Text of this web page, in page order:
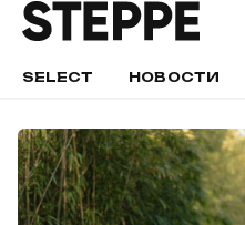
SELECT НОВОСТИ